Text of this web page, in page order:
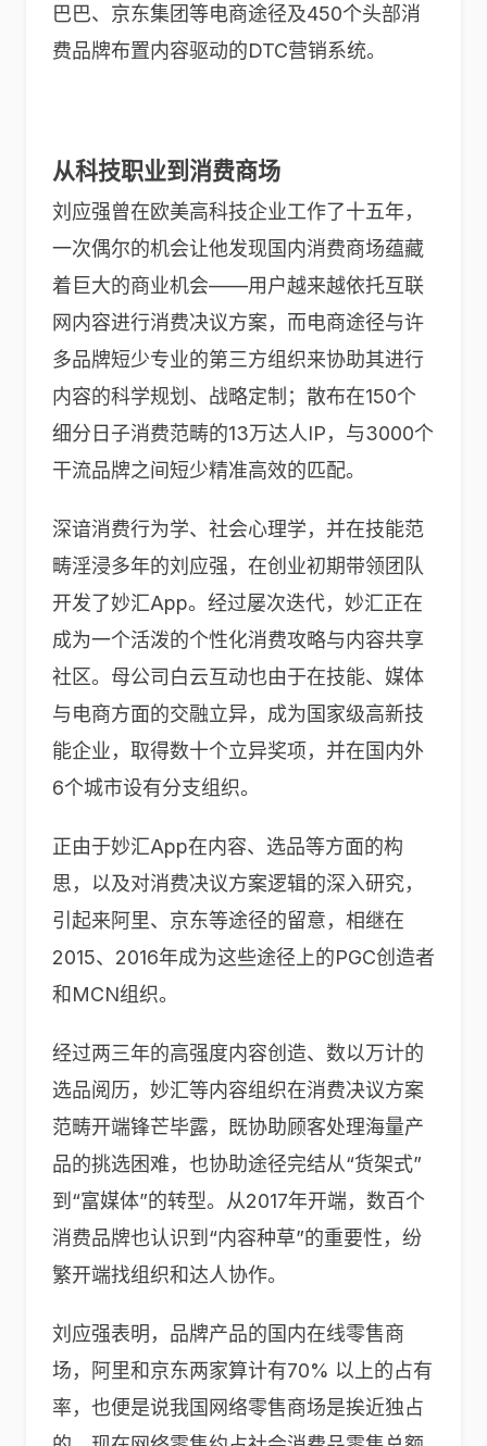
巴巴、京东集团等电商途径及450个头部消
费品牌布置内容驱动的DTC营销系统。
从科技职业到消费商场
刘应强曾在欧美高科技企业工作了十五年，
一次偶尔的机会让他发现国内消费商场蕴藏
着巨大的商业机会——用户越来越依托互联
网内容进行消费决议方案，而电商途径与许
多品牌短少专业的第三方组织来协助其进行
内容的科学规划、战略定制；散布在150个
细分日子消费范畴的13万达人IP，与3000个
干流品牌之间短少精准高效的匹配。
深谙消费行为学、社会心理学，并在技能范
畴淫浸多年的刘应强，在创业初期带领团队
开发了妙汇App。经过屡次迭代，妙汇正在
成为一个活泼的个性化消费攻略与内容共享
社区。母公司白云互动也由于在技能、媒体
与电商方面的交融立异，成为国家级高新技
能企业，取得数十个立异奖项，并在国内外
6个城市设有分支组织。
正由于妙汇App在内容、选品等方面的构
思，以及对消费决议方案逻辑的深入研究，
引起来阿里、京东等途径的留意，相继在
2015、2016年成为这些途径上的PGC创造者
和MCN组织。
经过两三年的高强度内容创造、数以万计的
选品阅历，妙汇等内容组织在消费决议方案
范畴开端锋芒毕露，既协助顾客处理海量产
品的挑选困难，也协助途径完结从“货架式”
到“富媒体”的转型。从2017年开端，数百个
消费品牌也认识到“内容种草”的重要性，纷
繁开端找组织和达人协作。
刘应强表明，品牌产品的国内在线零售商
场，阿里和京东两家算计有70% 以上的占有
率，也便是说我国网络零售商场是挨近独占